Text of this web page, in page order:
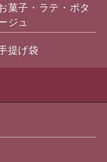
菓子・ラテ・ポタ
ジュ
提げ袋